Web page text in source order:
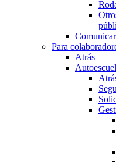
Para
Atrás